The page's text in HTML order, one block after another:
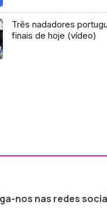
Três nadadores
finais de hoje (vídeo)
nos nas redes